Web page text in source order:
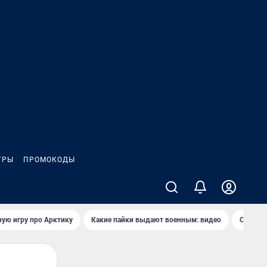
ПРОМОКОДЫ
игру про Арктику Какие пайки выдают военным: видео Самая